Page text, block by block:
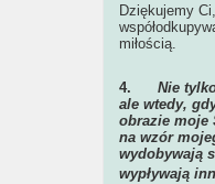
Dziękujemy
miłością.
4. Nie
ale wtedy,
obrazie moje
na wzór
wydobywają
wypływają